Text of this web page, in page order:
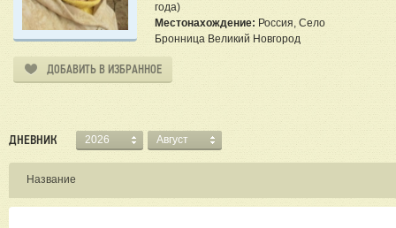
года)
Местонахождение: Россия, Село
Бронница Великий Новгород
ДОБАВИТЬ В ИЗБРАННОЕ
ДНЕВНИК 2026 Август
Название